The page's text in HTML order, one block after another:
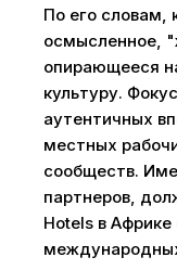
По его словам,
осмысленное,
опирающееся
культуру.
аутентичных
местных
сообществ.
партнеров,
Hotels в